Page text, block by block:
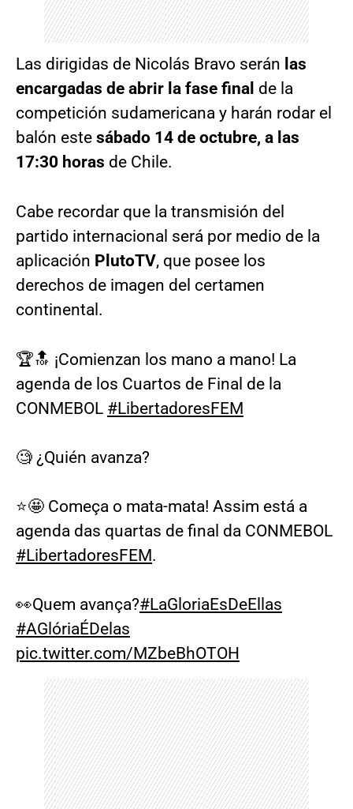
Las dirigidas de Nicolás Bravo serán las
encargadas de abrir la fase final de la
competición sudamericana y harán rodar el
balón este sábado 14 de octubre, a las
17:30 horas de Chile.
Cabe recordar que la transmisión del
partido internacional será por medio de la
aplicación PlutoTV, que posee los
derechos de imagen del certamen
continental.
🏆🔝 ¡Comienzan los mano a mano! La
agenda de los Cuartos de Final de la
CONMEBOL #LibertadoresFEM
🧐 ¿Quién avanza?
⭐🤩 Começa o mata-mata! Assim está a
agenda das quartas de final da CONMEBOL
#LibertadoresFEM.
👀Quem avança?#LaGloriaEsDeEllas
#AGlóriaÉDelas
pic.twitter.com/MZbeBhOTOH